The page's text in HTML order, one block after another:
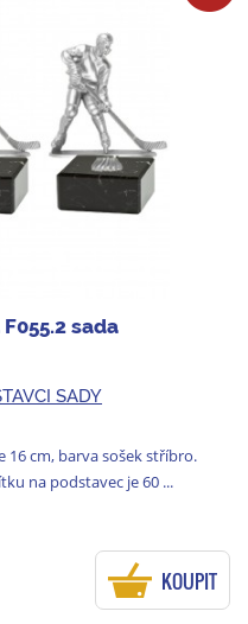
sada
SADY
16 cm, barva sošek stříbro.
na podstavec je 60 ...
KOUPIT